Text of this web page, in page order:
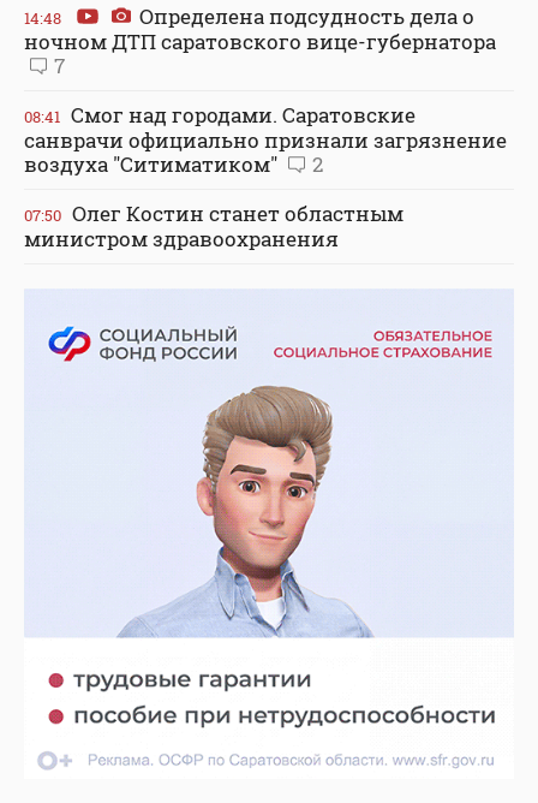
14:48
Определена подсудность дела о
ночном ДТП саратовского вице-губернатора
7
08:41 Смог над городами. Саратовские
санврачи официально признали загрязнение
воздуха "Ситиматиком"
2
07:50 Олег Костин станет областным
министром здравоохранения